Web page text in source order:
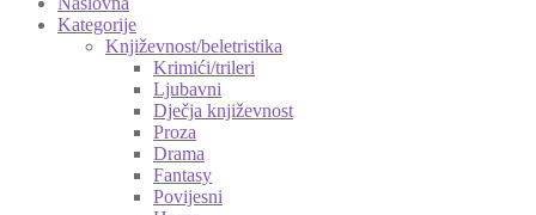
Kategorije
Književnost/beletristika
Krimići/trileri
Ljubavni
Dječja književnost
Proza
Drama
Fantasy
Povijesni